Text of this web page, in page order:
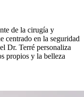
de la cirugía y
centrado en la seguridad
Dr. Terré personaliza
propios y la belleza